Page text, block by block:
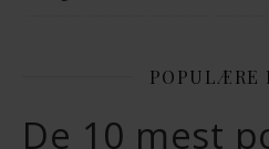
POPULÆRE
De 10 mest